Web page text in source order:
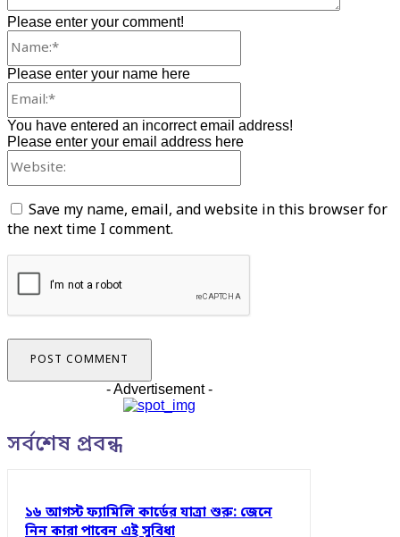
Please enter your comment!
Please enter your name here
You have entered an incorrect email address!
Please enter your email address here
Save my name, email, and website in this browser for
the next time I comment.
- Advertisement -
সর্বশেষ প্রবন্ধ
১৬ আগস্ট ফ্যামিলি কার্ডের যাত্রা শুরু: জেনে
নিন কারা পাবেন এই সুবিধা